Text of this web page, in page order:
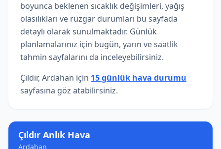
Çıldır Anlık Hava
Ardahan
boyunca beklenen sıcaklık değişimleri, yağış
olasılıkları ve rüzgar durumları bu sayfada
detaylı olarak sunulmaktadır. Günlük
planlamalarınız için bugün, yarın ve saatlik
tahmin sayfalarını da inceleyebilirsiniz.
Çıldır, Ardahan için 15 günlük hava durumu
sayfasına göz atabilirsiniz.